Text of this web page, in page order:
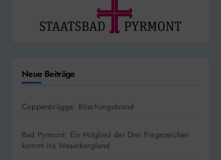
Neue Beiträge
Coppenbrügge: Böschungsbrand
Bad Pyrmont: Ein Mitglied der Drei Fragezeichen
kommt ins Weserbergland